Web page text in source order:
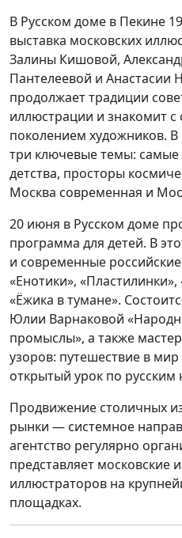
В Русском доме в Пекине
выставка московских
Залины Кишовой,
Пантелеевой и Анастасии
продолжает традиции
иллюстрации и знакомит
поколением художников.
три ключевые темы:
детства, просторы
Москва современная и
20 июня в Русском доме
программа для детей. В
и современные
«Енотики»,
«Ёжика в тумане».
Юлии Варнаковой
промыслы», а также
узоров: путешествие в
открытый урок по
Продвижение столичных
рынки — системное
агентство регулярно
представляет московские
иллюстраторов на
площадках.